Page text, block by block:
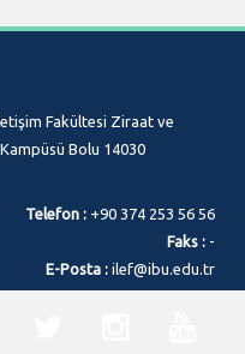
Fakültesi Ziraat ve
Bolu 14030
Telefon : +90 374 253 56 56
Faks : -
E-Posta : ilef@ibu.edu.tr